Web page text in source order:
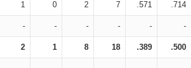
1 0 2 7 .571 .714
- - - - - -
2 1 8 18 .389 .500